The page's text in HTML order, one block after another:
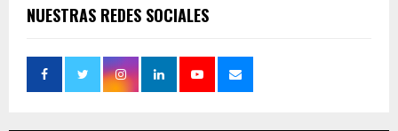
NUESTRAS REDES SOCIALES